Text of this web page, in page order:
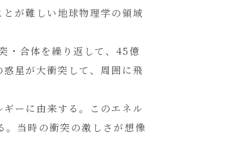
が難しい地球物理学の領域
・合体を繰り返して、45億
星が大衝突して、周囲に飛
ーに由来する。このエネル
当時の衝突の激しさが想像